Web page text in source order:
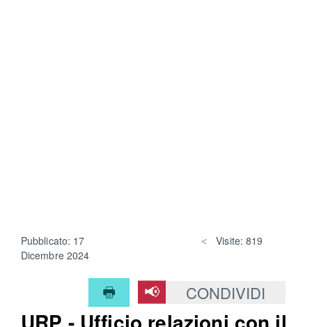
Pubblicato: 17
Dicembre 2024
Visite: 819
CONDIVIDI